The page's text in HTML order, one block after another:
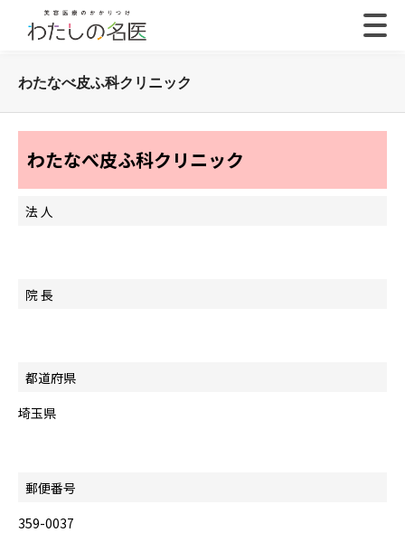
わたなべ皮ふ科クリニック
わたなべ皮ふ科クリニック
法 人
院 長
都道府県
埼玉県
郵便番号
359-0037